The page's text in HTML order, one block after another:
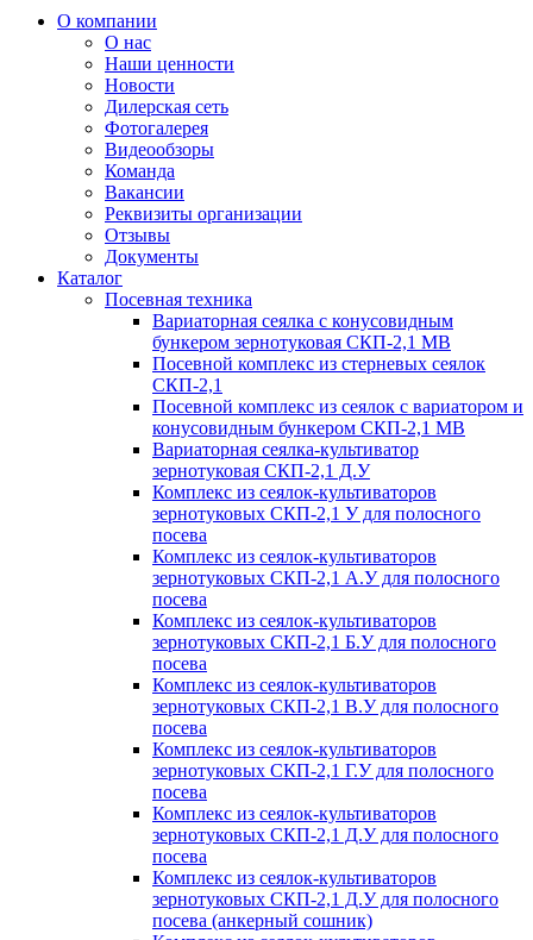
О компании
О нас
Наши ценности
Новости
Дилерская сеть
Фотогалерея
Видеообзоры
Команда
Вакансии
Реквизиты организации
Отзывы
Документы
Каталог
Посевная техника
Вариаторная сеялка с конусовидным
бункером зернотуковая СКП-2,1 МВ
Посевной комплекс из стерневых сеялок
СКП-2,1
Посевной комплекс из сеялок с вариатором и
конусовидным бункером СКП-2,1 МВ
Вариаторная сеялка-культиватор
зернотуковая СКП-2,1 Д.У
Комплекс из сеялок-культиваторов
зернотуковых СКП-2,1 У для полосного
посева
Комплекс из сеялок-культиваторов
зернотуковых СКП-2,1 А.У для полосного
посева
Комплекс из сеялок-культиваторов
зернотуковых СКП-2,1 Б.У для полосного
посева
Комплекс из сеялок-культиваторов
зернотуковых СКП-2,1 В.У для полосного
посева
Комплекс из сеялок-культиваторов
зернотуковых СКП-2,1 Г.У для полосного
посева
Комплекс из сеялок-культиваторов
зернотуковых СКП-2,1 Д.У для полосного
посева
Комплекс из сеялок-культиваторов
зернотуковых СКП-2,1 Д.У для полосного
посева (анкерный сошник)